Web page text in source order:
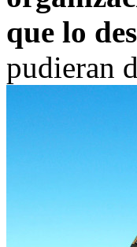
que lo
pudieran